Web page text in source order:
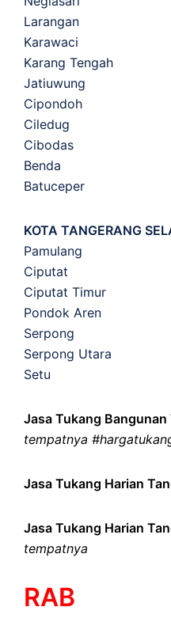
Larangan
Karawaci
Karang Tengah
Jatiuwung
Cipondoh
Ciledug
Cibodas
Benda
Batuceper
KOTA TANGERANG
Pamulang
Ciputat
Ciputat Timur
Pondok Aren
Serpong
Serpong Utara
Setu
Jasa Tukang Bangunan
tempatnya
Jasa Tukang Harian
Jasa Tukang Harian
tempatnya
RAB